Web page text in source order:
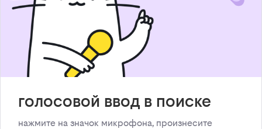
голосовой ввод в поиске
нажмите на значок микрофона, произнесите